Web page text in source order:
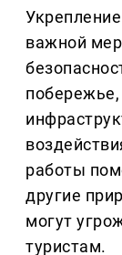
важной
работы
другие
могут
туристам.